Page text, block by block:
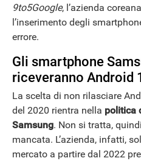
9to5Google, l’azienda
l’inserimento degli
errore.
Gli smartphone
riceveranno Android
La scelta di non rilasciare
del 2020 rientra nella politica
Samsung. Non si tratta,
mancata. L’azienda, infatti,
mercato a partire dal 2022